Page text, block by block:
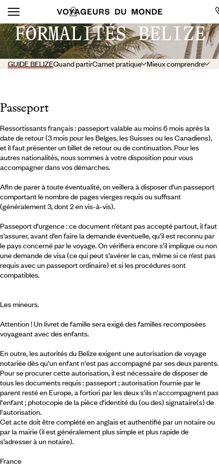
FORMALITÉS BELIZE
GUIDE BELIZEQuand partirCarnet pratique Mieux comprendre
Passeport
Ressortissants français : passeport valable au moins 6 mois après la
date de retour (3 mois pour les Belges, les Suisses ou les Canadiens),
et il faut présenter un billet de retour ou de continuation. Pour les
autres nationalités, nous sommes à votre disposition pour vous
accompagner dans vos démarches.
Afin de parer à toute éventualité, on veillera à disposer d’un passeport
comportant le nombre de pages vierges requis ou suffisant
(généralement 3, dont 2 en vis-à-vis).
Passeport d’urgence : ce document n’étant pas accepté partout, il faut
s’assurer, avant d’en faire la demande éventuelle, qu’il est reconnu par
le pays concerné par le voyage. On vérifiera encore s’il implique ou non
une demande de visa (ce qui peut s’avérer le cas, même si ce n’est pas
requis avec un passeport ordinaire) et si les procédures sont
compatibles.
Les mineurs.
Attention ! Un livret de famille sera exigé des familles recomposées
voyageant avec des enfants.
En outre, les autorités du Belize exigent une autorisation de voyage
notariée dès qu'un enfant n'est pas accompagné par ses deux parents.
Pour se procurer cette autorisation, il est nécessaire de disposer de
tous les documents requis : passeport ; autorisation fournie par le
parent resté en Europe, a fortiori par les deux s'ils n'accompagnent pas
l'enfant ; photocopie de la pièce d'identité du (ou des) signataire(s) de
l'autorisation.
Cet acte doit être complété en anglais et authentifié par un notaire ou
par la mairie (il est généralement plus simple et plus rapide de
s’adresser à un notaire).
France